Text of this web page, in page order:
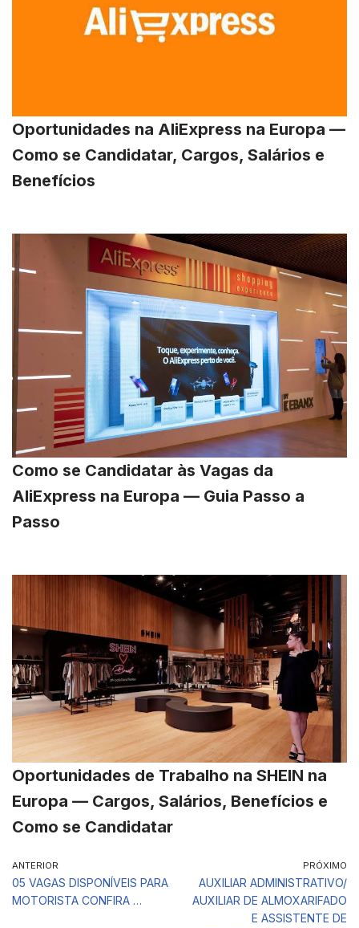
Oportunidades na AliExpress na Europa —
Como se Candidatar, Cargos, Salários e
Benefícios
Como se Candidatar às Vagas da
AliExpress na Europa — Guia Passo a
Passo
Oportunidades de Trabalho na SHEIN na
Europa — Cargos, Salários, Benefícios e
Como se Candidatar
ANTERIOR
05 VAGAS DISPONÍVEIS PARA
MOTORISTA CONFIRA …
PRÓXIMO
AUXILIAR ADMINISTRATIVO/
AUXILIAR DE ALMOXARIFADO
E ASSISTENTE DE